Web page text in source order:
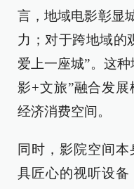
言，地域电影彰显
力；对于跨地域的
爱上一座城”。这
影+文旅”融合发
经济消费空间。
同时，影院空间
具匠心的视听设备